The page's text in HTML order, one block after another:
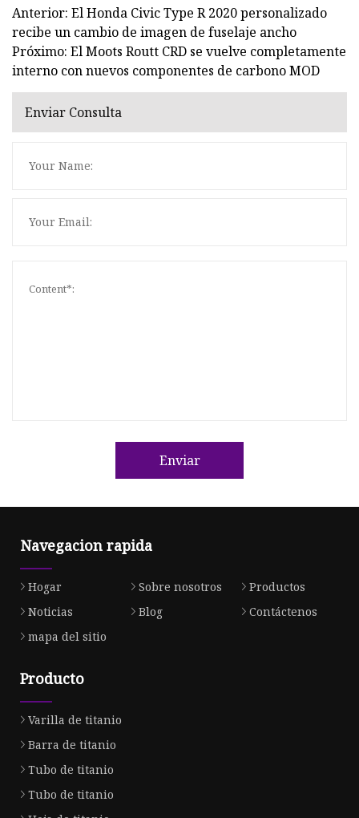
Anterior: El Honda Civic Type R 2020 personalizado
recibe un cambio de imagen de fuselaje ancho
Próximo: El Moots Routt CRD se vuelve completamente
interno con nuevos componentes de carbono MOD
Enviar Consulta
Enviar
Navegacion rapida
Hogar Sobre nosotros
Productos
Noticias
Blog
Contáctenos
mapa del sitio
Producto
Varilla de titanio
Barra de titanio
Tubo de titanio
Tubo de titanio